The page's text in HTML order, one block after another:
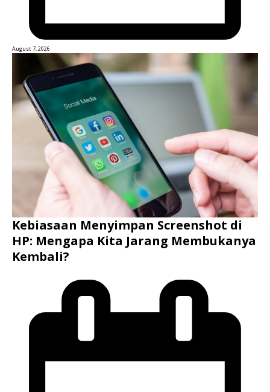
August 7, 2026
Kebiasaan Menyimpan Screenshot di
HP: Mengapa Kita Jarang Membukanya
Kembali?